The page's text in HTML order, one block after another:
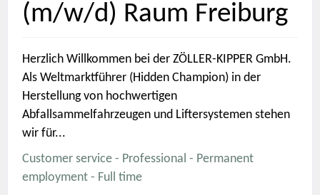
(m/w/d) Raum Freiburg
Herzlich Willkommen bei der ZÖLLER-KIPPER GmbH.
Als Weltmarktführer (Hidden Champion) in der
Herstellung von hochwertigen
Abfallsammelfahrzeugen und Liftersystemen stehen
wir für...
Customer service - Professional - Permanent
employment - Full time